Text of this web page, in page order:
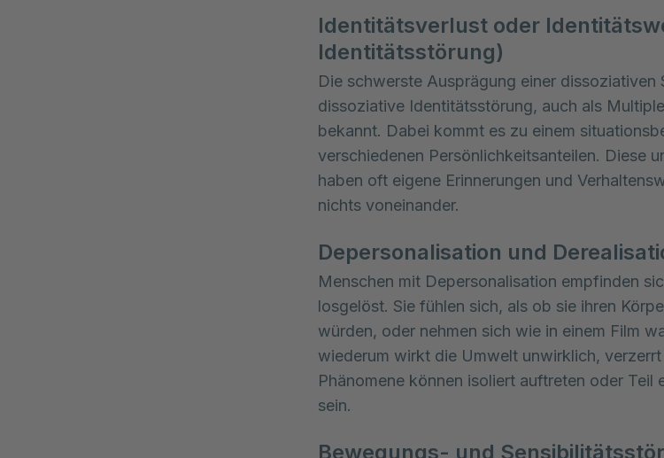
Identitätsverlust oder
Identitätsstörung)
Die schwerste Ausprägung einer dissoziativen
dissoziative Identitätsstörung, auch als
bekannt. Dabei kommt es zu einem
verschiedenen Persönlichkeitsanteilen. Diese
haben oft eigene Erinnerungen und
nichts voneinander.
Depersonalisation und
Menschen mit Depersonalisation empfinden
losgelöst. Sie fühlen sich, als ob sie ihren
würden, oder nehmen sich wie in einem Film
wiederum wirkt die Umwelt unwirklich,
Phänomene können isoliert auftreten oder Teil
sein.
Bewegungs- und